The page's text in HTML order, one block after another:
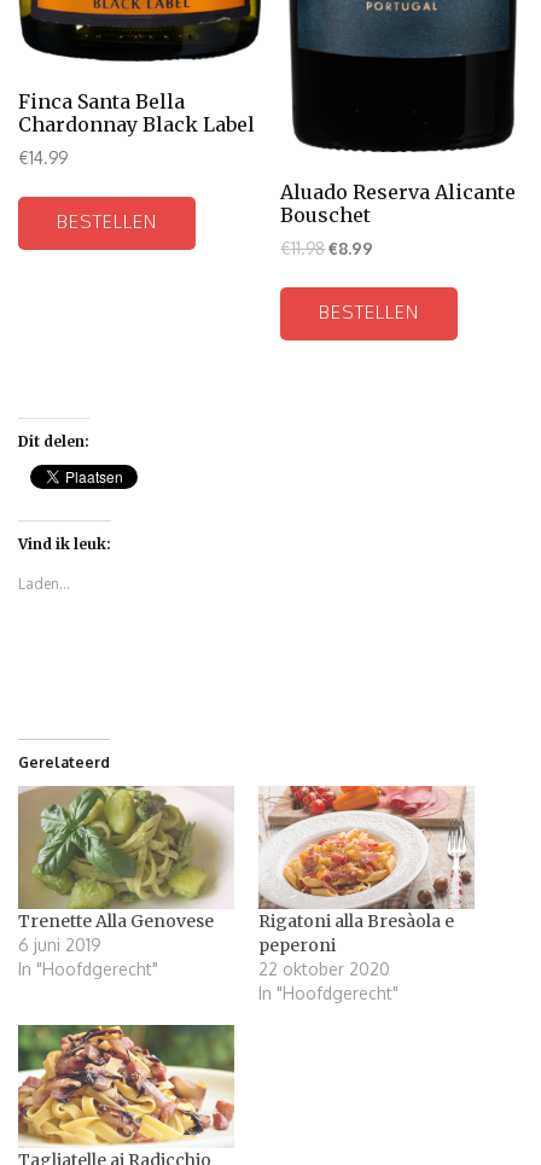
Finca Santa Bella
Chardonnay Black Label
€14.99
BESTELLEN
Aluado Reserva Alicante
Bouschet
€11.98€8.99
BESTELLEN
Dit delen:
Vind ik leuk:
Laden...
Gerelateerd
Trenette Alla Genovese
6 juni 2019
In "Hoofdgerecht"
Rigatoni alla Bresàola e
peperoni
22 oktober 2020
In "Hoofdgerecht"
Tagliatelle ai Radicchio